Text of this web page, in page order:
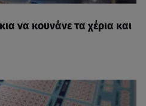
να κουνάνε τα χέρια και